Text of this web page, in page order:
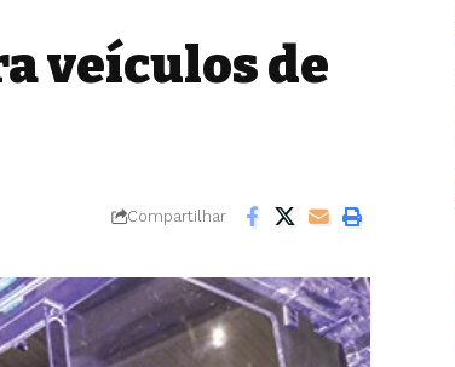
veículos de
Compartilhar